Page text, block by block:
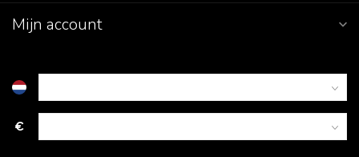
Mijn account
€